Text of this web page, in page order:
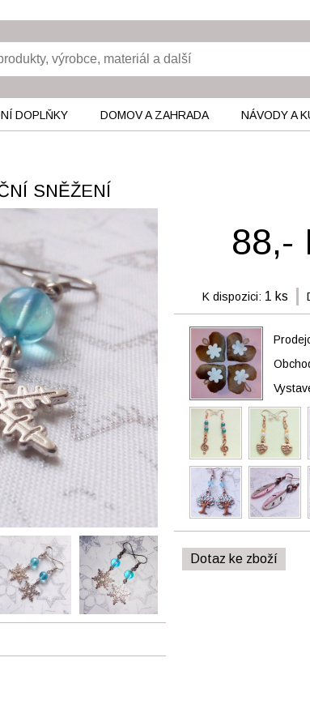
DOPLŇKY DOMOV A ZAHRADA NÁVODY A
SNĚŽENÍ
88,-
K dispozici: 1 ks
Dotaz ke zboží